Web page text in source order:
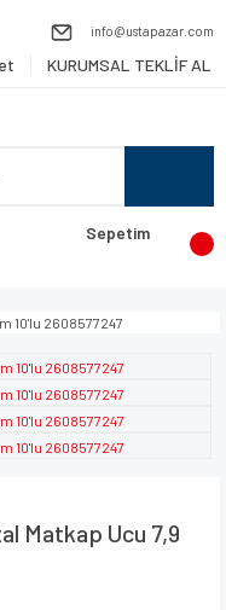
info@ustapazar.com
KURUMSAL TEKLİF AL
Sepetim
Matkap Ucu 7,9